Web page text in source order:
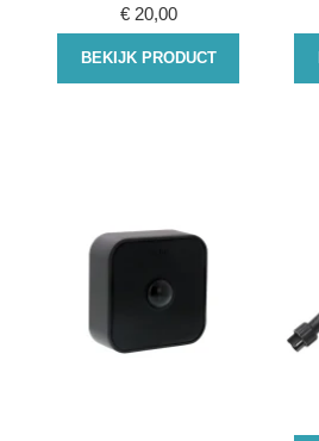
€ 20,00
BEKIJK PRODUCT